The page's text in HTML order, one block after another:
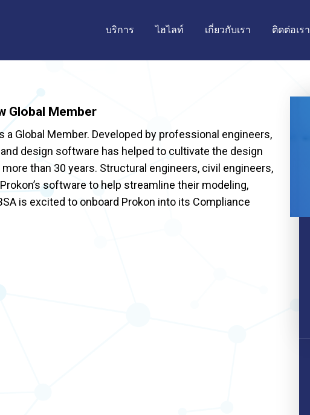
บริการ ไฮไลท์ เกี่ยวกับเรา ติดต่อเรา
Global Member
a Global Member. Developed by professional engineers,
design software has helped to cultivate the design
than 30 years. Structural engineers, civil engineers,
software to help streamline their modeling,
is excited to onboard Prokon into its Compliance